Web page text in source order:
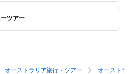
ツアー
オーストラリア旅行・ツアー オーストラ